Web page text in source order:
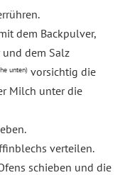
dem Backpulver,
dem Salz
unten)vorsichtig die
Milch unter die
verteilen.
schieben und die